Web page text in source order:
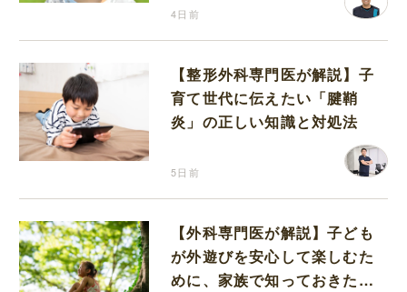
4日前
【整形外科専門医が解説】子
育て世代に伝えたい「腱鞘
炎」の正しい知識と対処法
5日前
【外科専門医が解説】子ども
が外遊びを安心して楽しむた
めに、家族で知っておきたい